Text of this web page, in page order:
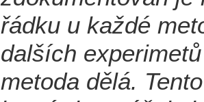
řádku u každé
dalších
metoda dělá.